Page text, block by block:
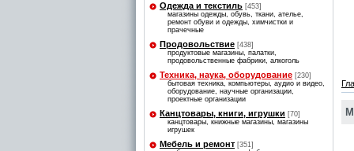
Одежда и текстиль [453]
магазины одежды, обувь, ткани, ателье,
ремонт обуви и одежды, химчистки и
прачечные
Продовольствие [438]
продуктовые магазины, палатки,
продовольственные фабрики, алкоголь
Техника, наука, оборудование [230]
бытовая техника, компьютеры, аудио и видео,
оборудование, научные организации,
проектные организации
Канцтовары, книги, игрушки [70]
канцтовары, книжные магазины, магазины
игрушек
Мебель и ремонт [351]